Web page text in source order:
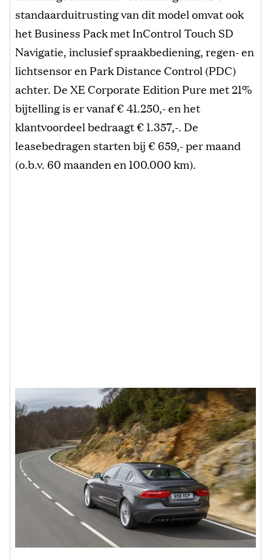
standaarduitrusting van dit model omvat ook
het Business Pack met InControl Touch SD
Navigatie, inclusief spraakbediening, regen- en
lichtsensor en Park Distance Control (PDC)
achter. De XE Corporate Edition Pure met 21%
bijtelling is er vanaf € 41.250,- en het
klantvoordeel bedraagt € 1.357,-. De
leasebedragen starten bij € 659,- per maand
(o.b.v. 60 maanden en 100.000 km).